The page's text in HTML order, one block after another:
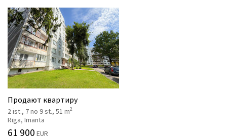
Услуги
Kонтакты
Продают квартиру
2 ist., 7 no 9 st., 51 m2
Rīga, Imanta
61 900 EUR